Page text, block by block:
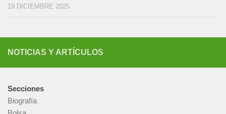
19 DICIEMBRE 2025
NOTICIAS Y ARTÍCULOS
Secciones
Biografía